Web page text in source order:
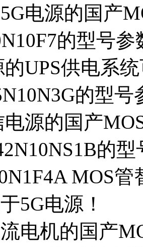
电源的国产
的型号参
的UPS供电系
的型号
电源的国产
的
MOS
5G电源！
电机的国产